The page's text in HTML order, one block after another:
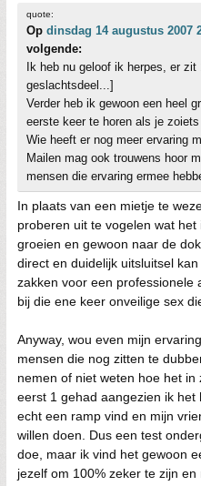
quote:
Op dinsdag 14 augustus 2007
volgende:
Ik heb nu geloof ik herpes, er
geslachtsdeel...]
Verder heb ik gewoon een heel
eerste keer te horen als je
Wie heeft er nog meer ervaring
Mailen mag ook trouwens hoor
mensen die ervaring ermee
In plaats van een mietje te
proberen uit te vogelen wat
groeien en gewoon naar de
direct en duidelijk uitsluitsel
zakken voor een professionele
bij die ene keer onveilige sex
Anyway, wou even mijn
mensen die nog zitten te
nemen of niet weten hoe het
eerst 1 gehad aangezien ik
echt een ramp vind en mijn
willen doen. Dus een test
doe, maar ik vind het gewoon
jezelf om 100% zeker te zijn